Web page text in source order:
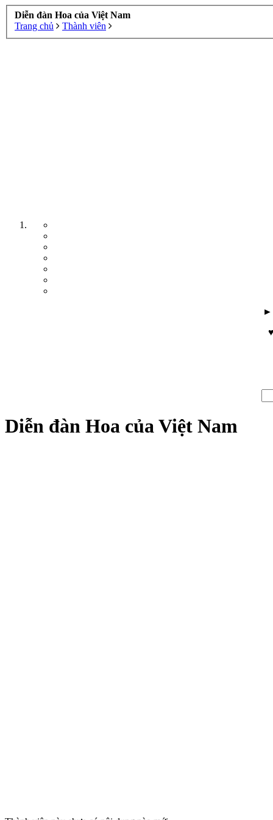
Diễn đàn Hoa của Việt Nam
Trang chủ
Thành viên
►
Diễn đàn Hoa của Việt Nam